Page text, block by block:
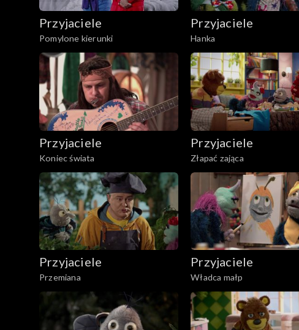
Przyjaciele
Pomylone kierunki
Przyjaciele
Hanka
Przyjaciele
Koniec świata
Przyjaciele
Złapać zająca
Przyjaciele
Przemiana
Przyjaciele
Władca małp